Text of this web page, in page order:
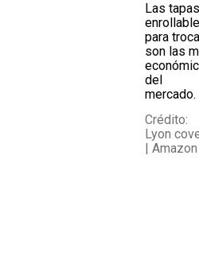
Las tapas
para
son las
del
mercado.
Crédito:
Lyon
| Amazon